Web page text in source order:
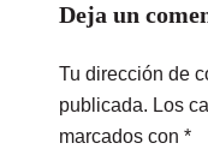
Deja un
Tu dirección de
publicada. Los
marcados con *